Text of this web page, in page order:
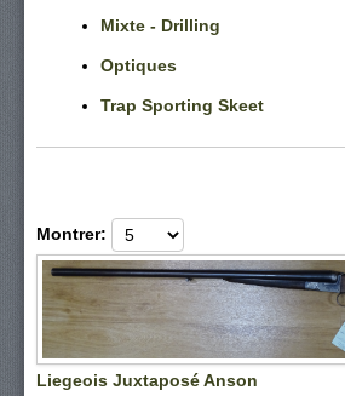
Mixte - Drilling
Optiques
Trap Sporting Skeet
Montrer:
Liegeois Juxtaposé Anson